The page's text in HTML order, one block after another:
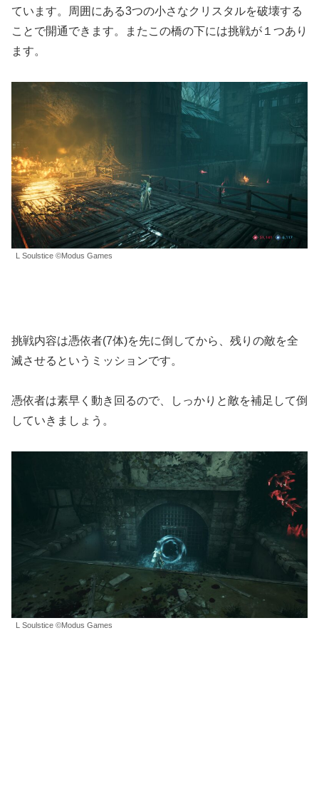
ています。周囲にある3つの小さなクリスタルを破壊する
ことで開通できます。またこの橋の下には挑戦が１つあり
ます。
L Soulstice ©Modus Games
挑戦内容は憑依者(7体)を先に倒してから、残りの敵を全
滅させるというミッションです。
憑依者は素早く動き回るので、しっかりと敵を補足して倒
していきましょう。
L Soulstice ©Modus Games